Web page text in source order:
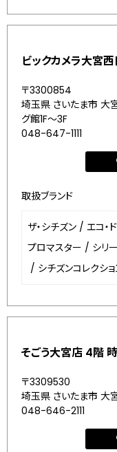
ビックカメラ大宮
〒3300854
埼玉県 さいたま市
グ館1F～3F
048-647-1111
取扱ブランド
ザ・シチズン / エコ・
プロマスター / シリ
/ シチズンコレクシ
そごう大宮店 4階
〒3309530
埼玉県 さいたま市
048-646-2111